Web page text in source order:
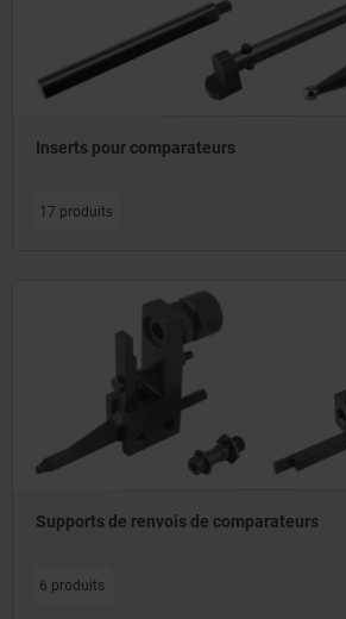
Inserts pour comparateurs
17 produits
Supports de renvois de comparateurs
6 produits